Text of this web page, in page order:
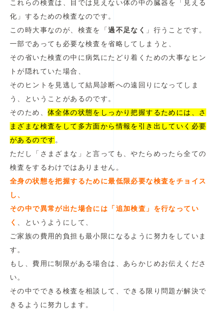
これらの検査は、目では見えない体の中の臓器を「見える
化」するための検査なのです。
この時大事なのが、検査を「過不足なく
」行うことです。
一部であっても必要な検査を省略してしまうと、
その省いた検査の中に病気にたどり着くための大事なヒン
トが隠れていた場合、
そのヒントを見逃して結局診断への遠回りになってしま
う、ということがあるのです。
そのため、 体全体の状態をしっかり把握するためには、さ
まざまな検査をして多方面から情報を引き出していく必要
があるのです 。
ただし「さまざまな」と言っても、やたらめったら全ての
検査をするわけではありません。
全身の状態を把握するために最低限必要な検査をチョイス
し、
その中で異常が出た場合には「追加検査」を行なってい
く
、というようにして、
ご家族の費用的負担も最小限になるように努力をしていま
す。
もし、費用に制限がある場合は、あらかじめお伝えくださ
い。
その中でできる検査を相談して、できる限り問題が解決で
きるように努力します。